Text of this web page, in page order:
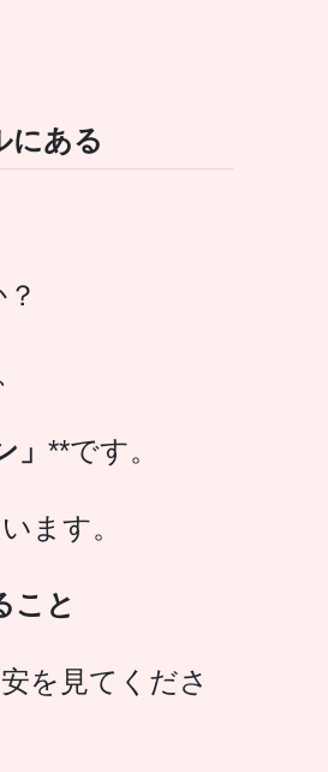
にある
**です。
ます。
こと
を見てくださ